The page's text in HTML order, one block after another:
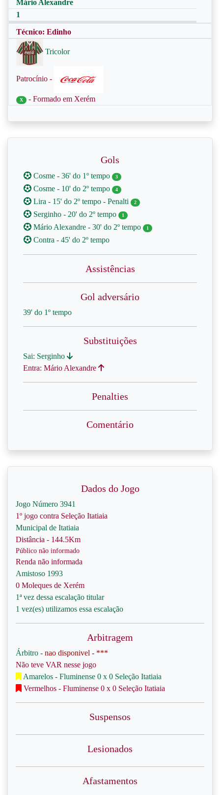
Mário Alexandre
1
Técnico: Edinho
Tricolor
Patrocínio -
X - Formado em Xerém
Gols
Cosme - 36' do 1º tempo 3
Cosme - 10' do 2º tempo 4
Lira - 15' do 2º tempo - Penalti 2
Serginho - 20' do 2º tempo 1
Mário Alexandre - 30' do 2º tempo 1
Contra - 45' do 2º tempo
Assistências
Gol adversário
39' do 1º tempo
Substituições
Sai: Serginho
Entra: Mário Alexandre
Penalties
Comentário
Dados do Jogo
Jogo Número 3941
1º jogo contra Seleção Itatiaia
Municipal de Itatiaia
Distância - 144.5Km
Público não informado
Renda não informada
Amistoso 1993
0 Moleques de Xerém
1ª vez dessa escalação titular
1 vez(es) utilizamos essa escalação
Arbitragem
Árbitro - nao disponivel - ***
Não teve VAR nesse jogo
Amarelos - Fluminense 0 x 0 Seleção Itatiaia
Vermelhos - Fluminense 0 x 0 Seleção Itatiaia
Suspensos
Lesionados
Afastamentos